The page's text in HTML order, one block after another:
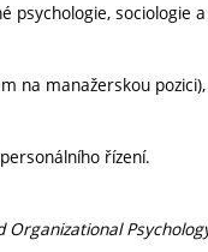
psychologie, sociologie
na manažerskou
řízení.
Organizational